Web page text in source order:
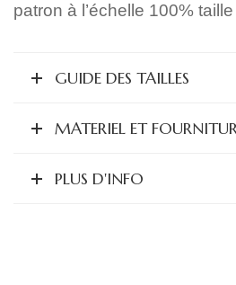
patron à l’échelle 100%
GUIDE DES TAILLES
MATERIEL ET
PLUS D'INFO